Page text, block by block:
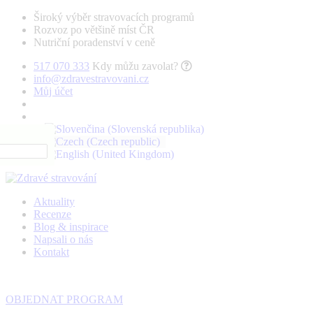
Široký výběr stravovacích programů
Rozvoz po většině míst ČR
Nutriční poradenství v ceně
517 070 333 Kdy můžu zavolat?
info@zdravestravovani.cz
Můj účet
Aktuality
Recenze
Blog & inspirace
Napsali o nás
Kontakt
OBJEDNAT PROGRAM